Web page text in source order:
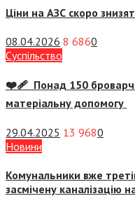
Ціни на АЗС скоро
08.04.2026 8 6860
Суспiльство
❤️‍🩹 Понад 150
матеріальну допомогу
29.04.2025 13 9680
Новини
Комунальники вже
засмічену каналізацію